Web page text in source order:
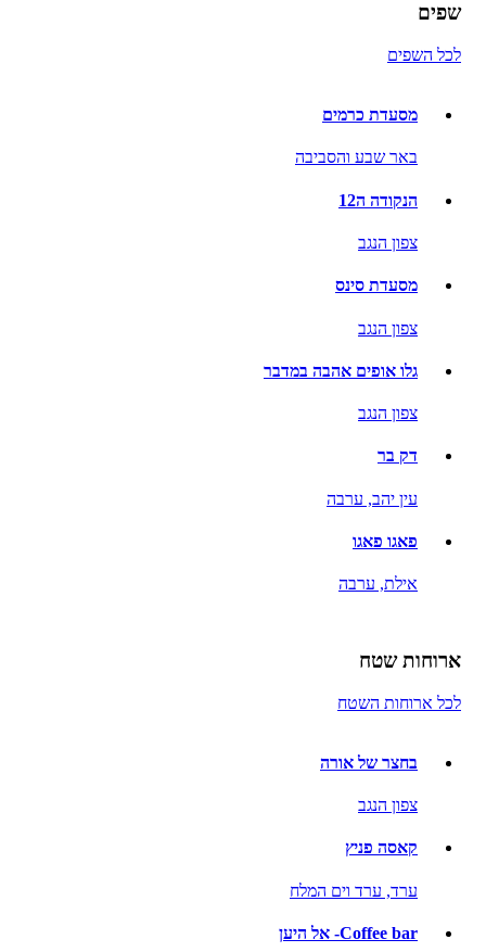
שפים
לכל השפים
מסעדת כרמים
באר שבע והסביבה
הנקודה ה12
צפון הנגב
מסעדת סינס
צפון הנגב
גלו אופים אהבה במדבר
צפון הנגב
דק בר
עין יהב, ערבה
פאגו פאגו
אילת, ערבה
ארוחות שטח
לכל ארוחות השטח
בחצר של אורה
צפון הנגב
קאסה פניץ
ערד, ערד וים המלח
Coffee bar- אל היען